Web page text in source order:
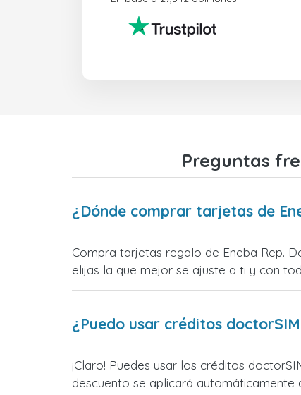
Preguntas
¿Dónde comprar tarjetas de
Compra tarjetas regalo de Eneba Rep.
elijas la que mejor se ajuste a ti y con
¿Puedo usar créditos
¡Claro! Puedes usar los créditos
descuento se aplicará automáticamente